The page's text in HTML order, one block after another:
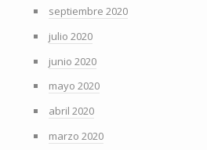
septiembre 2020
julio 2020
junio 2020
mayo 2020
abril 2020
marzo 2020